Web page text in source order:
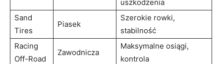
uszkodzenia
Sand⁤
Tires
Piasek
Szerokie rowki,
stabilność
Racing
⁣Off-Road
Zawodnicza
Maksymalne osiągi,
kontrola